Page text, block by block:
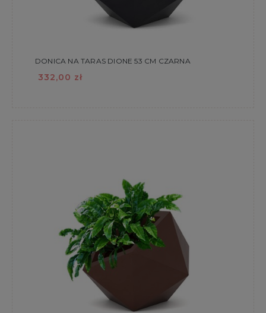
DONICA NA TARAS DIONE 53 CM CZARNA
332,00 zł